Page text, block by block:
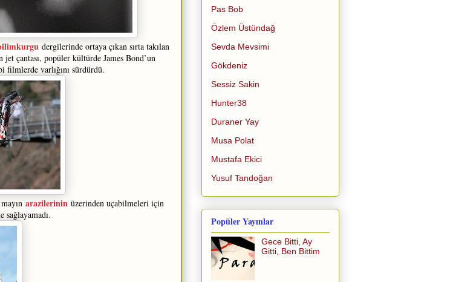
dergilerinde ortaya çıkan sırta takılan
jet çantası, popüler kültürde James Bond’un
filmlerde varlığını sürdürdü.
arazilerinin üzerinden uçabilmeleri için
sağlayamadı.
Pas Bob
Özlem Üstündağ
Sevda Mevsimi
Gökdeniz
Sessiz Sakin
Hunter38
Duraner Yay
Musa Polat
Mustafa Ekici
Yusuf Tandoğan
Popüler Yayınlar
Gece Bitti, Ay
Gitti, Ben Bittim